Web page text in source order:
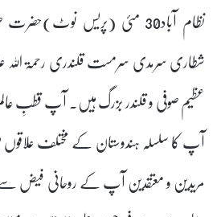
نظام آباد30 مئی (پریس
شطاری سرمدی سرمست قلندری رحمۃ اللہ
عظیم صوفی و قلندر بزرگ ہیں. آپ قطبِ
آپ کا سلسلہ ہندوستان کے مختلف
مریدین و معتقدین آپ کے روحانی